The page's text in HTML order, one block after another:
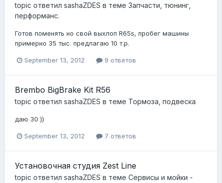
topic ответил sashaZDES в теме Запчасти, тюнинг,
перформанс.
Готов поменять но свой выхлоп R65s, пробег машины
примерно 35 тыс. предлагаю 10 т.р.
September 13, 2012 9 ответов
Brembo BigBrake Kit R56
topic ответил sashaZDES в теме Тормоза, подвеска
даю 30 ))
September 13, 2012 7 ответов
Установочная студия Zest Line
topic ответил sashaZDES в теме Сервисы и мойки -